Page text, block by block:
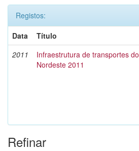
Registos:
Data
Título
2011
Infraestrutura de transportes do
Nordeste 2011
Refinar